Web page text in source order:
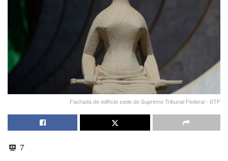
Fachada do edifício sede do Supremo Tribunal Federal - STF
7